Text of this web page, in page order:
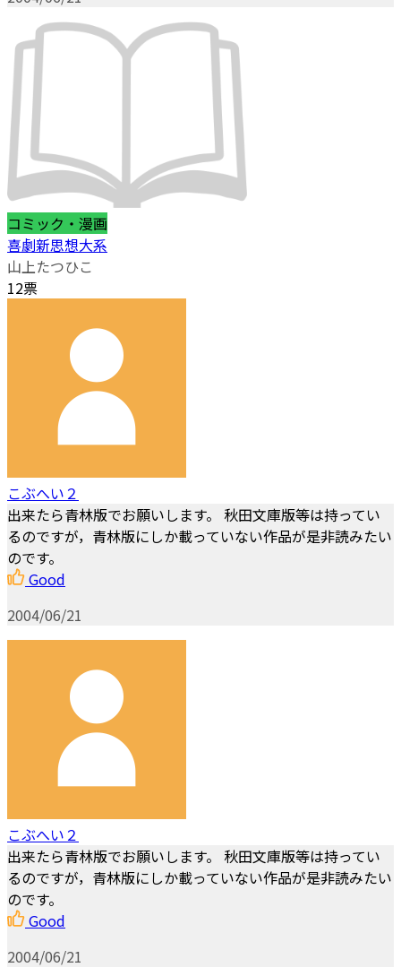
コミック・漫画
喜劇新思想大系
山上たつひこ
12票
こぶへい２
出来たら青林版でお願いします。 秋田文庫版等は持ってい
るのですが，青林版にしか載っていない作品が是非読みたい
のです。
Good
2004/06/21
こぶへい２
出来たら青林版でお願いします。 秋田文庫版等は持ってい
るのですが，青林版にしか載っていない作品が是非読みたい
のです。
Good
2004/06/21